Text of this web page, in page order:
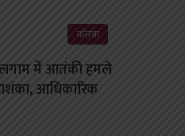
कोरबा
में आतंकी हमले
आधिकारिक